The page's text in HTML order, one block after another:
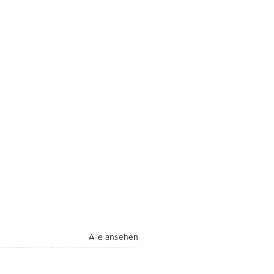
Alle ansehen
walter.gasperi@film-netz.com